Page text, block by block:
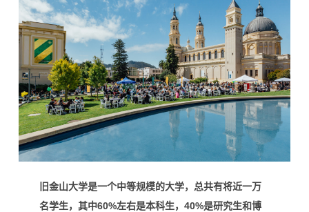
旧金山大学是一个中等规模的大学，总共有将近一万
名学生，其中60%左右是本科生，40%是研究生和博